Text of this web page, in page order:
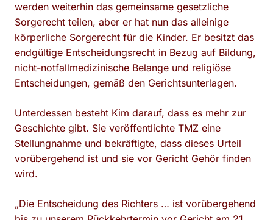
werden weiterhin das gemeinsame gesetzliche
Sorgerecht teilen, aber er hat nun das alleinige
körperliche Sorgerecht für die Kinder. Er besitzt das
endgültige Entscheidungsrecht in Bezug auf Bildung,
nicht-notfallmedizinische Belange und religiöse
Entscheidungen, gemäß den Gerichtsunterlagen.
Unterdessen besteht Kim darauf, dass es mehr zur
Geschichte gibt. Sie veröffentlichte TMZ eine
Stellungnahme und bekräftigte, dass dieses Urteil
vorübergehend ist und sie vor Gericht Gehör finden
wird.
„Die Entscheidung des Richters … ist vorübergehend